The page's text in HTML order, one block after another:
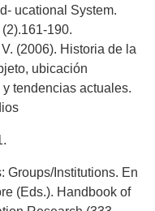
ucational System.
190.
(2006). Historia de la
ubicación
tendencias actuales.
Groups/Institutions. En
(Eds.). Handbook of